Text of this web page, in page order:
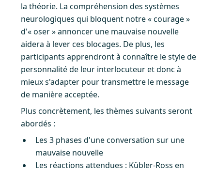
la théorie. La compréhension des systèmes
neurologiques qui bloquent notre « courage »
d'« oser » annoncer une mauvaise nouvelle
aidera à lever ces blocages. De plus, les
participants apprendront à connaître le style de
personnalité de leur interlocuteur et donc à
mieux s'adapter pour transmettre le message
de manière acceptée.
Plus concrètement, les thèmes suivants seront
abordés :
Les 3 phases d'une conversation sur une
mauvaise nouvelle
Les réactions attendues : Kübler-Ross en